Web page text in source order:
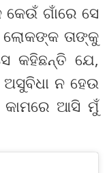
ଗାଁରେ ସେ
ଲୋକଙ୍କ ତାଙ୍କୁ
କହିଛନ୍ତି ଯେ,
ନ ହେଉ
କାମରେ ଆସି ମୁଁ